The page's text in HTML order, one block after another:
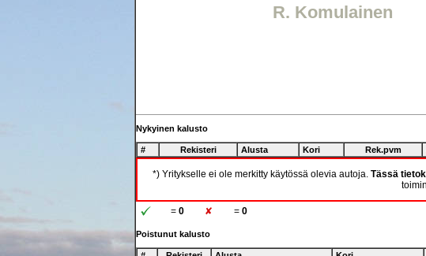
R. Komulainen
Nykyinen kalusto
# Rekisteri Alusta Kori Rek.pvm
*) Yritykselle ei ole merkitty käytössä olevia autoja. Tässä
= 0 = 0
Poistunut kalusto